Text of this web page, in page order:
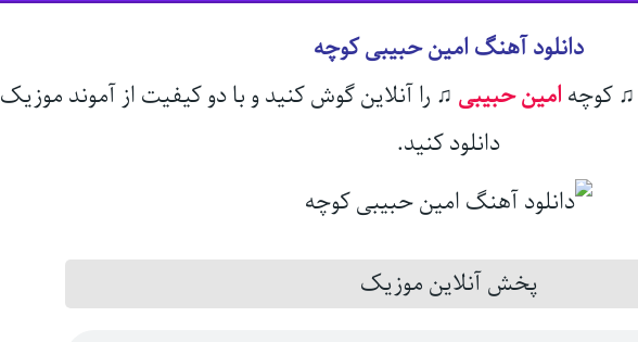
دانلود آهنگ امین حبیبی کوچه
♫ کوچه امین حبیبی ♫ را آنلاین گوش کنید و با دو کیفیت از آموند موزیک
دانلود کنید.
پخش آنلاین موزیک